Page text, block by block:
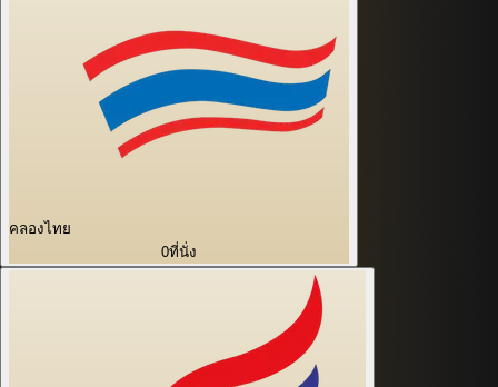
คลองไทย
0ที่นั่ง